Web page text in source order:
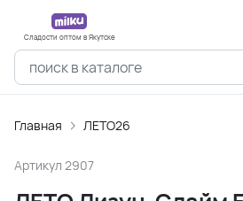
Сладости оптом в Якутске
Главная ЛЕТО26
Артикул 2907